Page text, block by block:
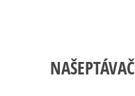
NAŠEPTÁVAČ